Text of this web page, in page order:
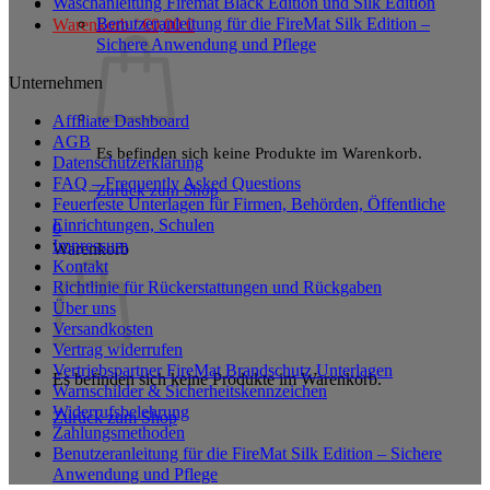
Warenkorb /€0,00 0
Es befinden sich keine Produkte im Warenkorb.
Zurück zum Shop
0
Warenkorb
Es befinden sich keine Produkte im Warenkorb.
Zurück zum Shop
Benutzeranleitung für die FireMat Silk Edition –
Sichere Anwendung und Pflege
Unternehmen
Affiliate Dashboard
AGB
Datenschutzerklärung
FAQ – Frequently Asked Questions
Feuerfeste Unterlagen für Firmen, Behörden, Öffentliche
Einrichtungen, Schulen
Impressum
Kontakt
Richtlinie für Rückerstattungen und Rückgaben
Über uns
Versandkosten
Vertrag widerrufen
Vertriebspartner FireMat Brandschutz Unterlagen
Warnschilder & Sicherheitskennzeichen
Widerrufsbelehrung
Zahlungsmethoden
Benutzeranleitung für die FireMat Silk Edition – Sichere
Anwendung und Pflege